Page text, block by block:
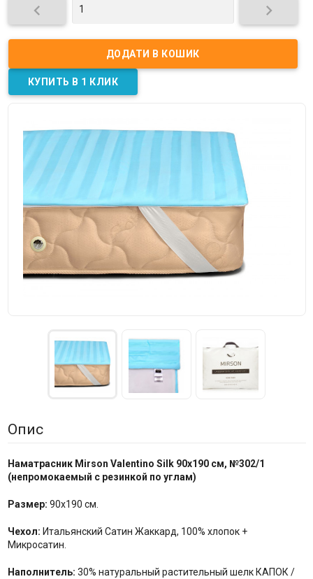
 
Опис
Наматрасник Mirson Valentino Silk 90x190 см, №302/1
(непромокаемый с резинкой по углам)
Размер: 90x190 см.
Чехол: Итальянский Сатин Жаккард, 100% хлопок +
Микросатин.
Наполнитель: 30% натуральный растительный шелк КАПОК /